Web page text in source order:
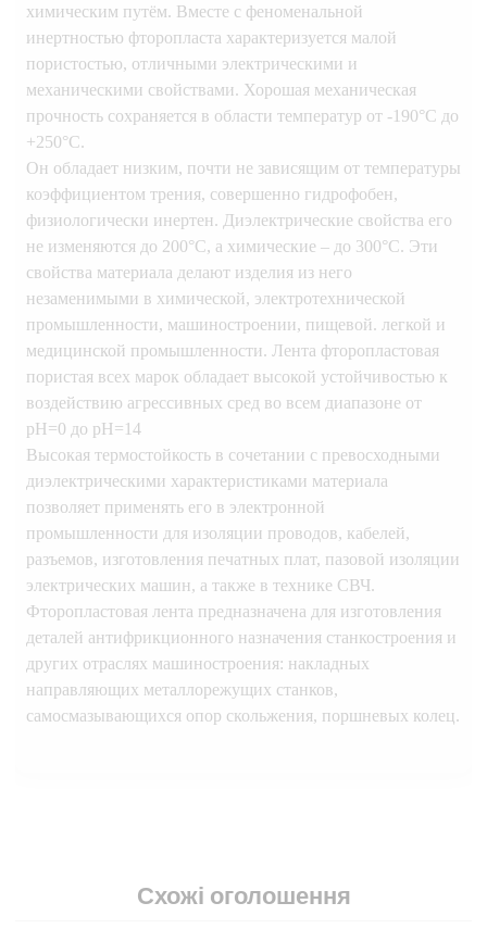
химическим путём. Вместе с феноменальной
инертностью фторопласта характеризуется малой
пористостью, отличными электрическими и
механическими свойствами. Хорошая механическая
прочность сохраняется в области температур от -190°С до
+250°С.
Он обладает низким, почти не зависящим от температуры
коэффициентом трения, совершенно гидрофобен,
физиологически инертен. Диэлектрические свойства его
не изменяются до 200°С, а химические – до 300°С. Эти
свойства материала делают изделия из него
незаменимыми в химической, электротехнической
промышленности, машиностроении, пищевой. легкой и
медицинской промышленности. Лента фторопластовая
пористая всех марок обладает высокой устойчивостью к
воздействию агрессивных сред во всем диапазоне от
рН=0 до рН=14
Высокая термостойкость в сочетании с превосходными
диэлектрическими характеристиками материала
позволяет применять его в электронной
промышленности для изоляции проводов, кабелей,
разъемов, изготовления печатных плат, пазовой изоляции
электрических машин, а также в технике СВЧ.
Фторопластовая лента предназначена для изготовления
деталей антифрикционного назначения станкостроения и
других отраслях машиностроения: накладных
направляющих металлорежущих станков,
самосмазывающихся опор скольжения, поршневых колец.
Схожі оголошення